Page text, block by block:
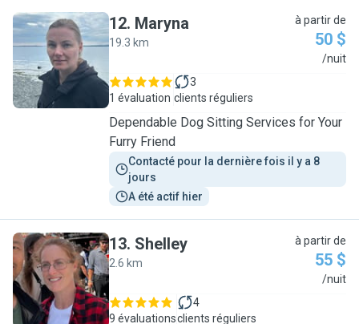
M
12. Maryna
19.3 km
à partir de
50 $
/nuit
1 évaluation
3
clients réguliers
Dependable Dog Sitting Services for Your
Furry Friend
Contacté pour la dernière fois il y a 8
jours
A été actif hier
S
13. Shelley
2.6 km
à partir de
55 $
/nuit
9 évaluations
4
clients réguliers